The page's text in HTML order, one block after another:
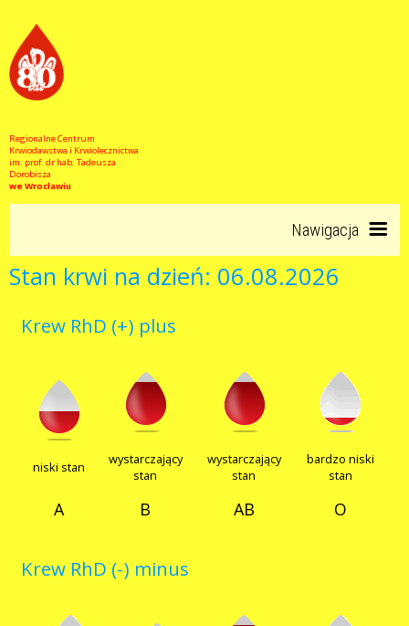
Regionalne Centrum
Krwiodawstwa i Krwiolecznictwa
im. prof. dr hab. Tadeusza
Dorobisza
we Wrocławiu
Nawigacja
Stan krwi na dzień: 06.08.2026
Krew RhD (+) plus
niski stan
wystarczający
stan
wystarczający
stan
bardzo niski
stan
A B AB O
Krew RhD (-) minus